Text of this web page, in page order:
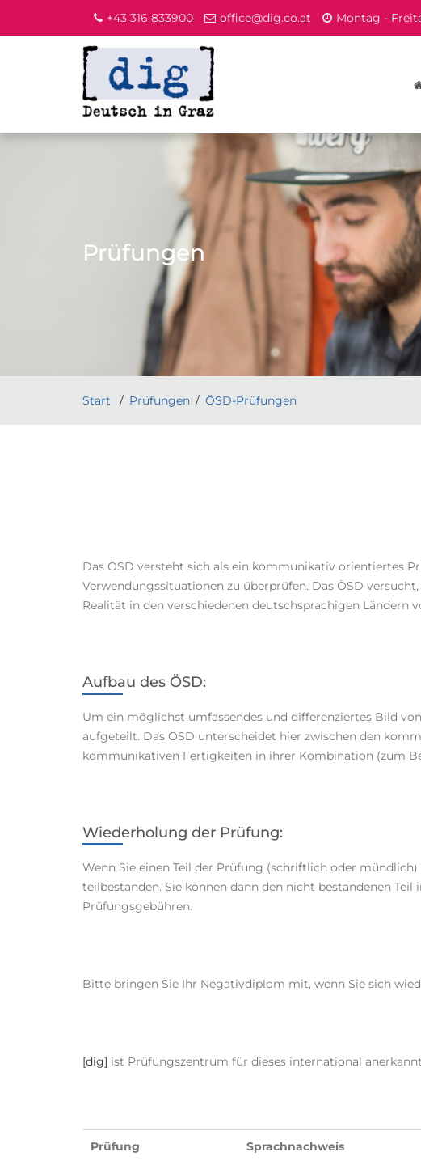
+43 316 833900 office@dig.co.at Montag -
Prüfungen
Start Prüfungen ÖSD-Prüfungen
Das ÖSD versteht sich als ein kommunikativ orientiertes
Verwendungssituationen zu überprüfen. Das ÖSD
Realität in den verschiedenen deutschsprachigen Ländern
Aufbau des ÖSD:
Um ein möglichst umfassendes und differenziertes Bild
aufgeteilt. Das ÖSD unterscheidet hier zwischen den
kommunikativen Fertigkeiten in ihrer Kombination (zum
Wiederholung der Prüfung:
Wenn Sie einen Teil der Prüfung (schriftlich oder
teilbestanden. Sie können dann den nicht bestandenen
Prüfungsgebühren.
Bitte bringen Sie Ihr Negativdiplom mit, wenn Sie sich
[dig] ist Prüfungszentrum für dieses international
Prüfung Sprachnachweis